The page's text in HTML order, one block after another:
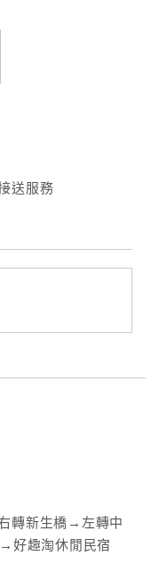
送服務
轉新生橋→左轉中
好趣淘休閒民宿